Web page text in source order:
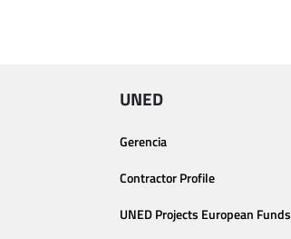
UNED
Gerencia
Contractor Profile
UNED Projects European Funds